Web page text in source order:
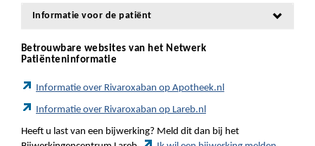
Informatie voor de patiënt
Betrouwbare websites van het Netwerk
Patiënteninformatie
Informatie over Rivaroxaban op Apotheek.nl
Informatie over Rivaroxaban op Lareb.nl
Heeft u last van een bijwerking? Meld dit dan bij het